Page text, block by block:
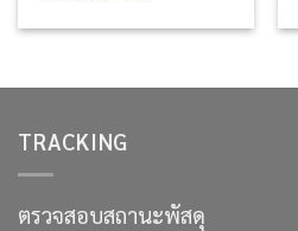
TRACKING
ตรวจสอบสถานะพัสดุ